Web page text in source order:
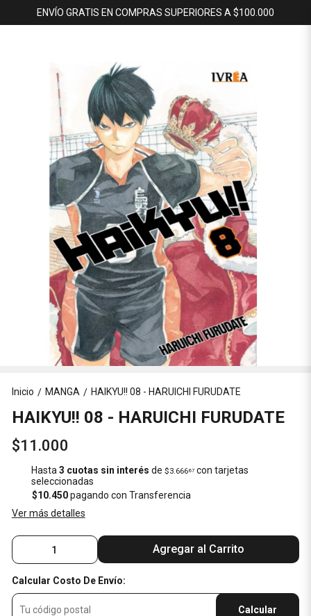
ENVÍO GRATIS EN COMPRAS SUPERIORES A $100.000
Inicio / MANGA / HAIKYU!! 08 - HARUICHI FURUDATE
HAIKYU!! 08 - HARUICHI FURUDATE
$11.000
Hasta 3 cuotas sin interés de $3.66667con tarjetas
seleccionadas
$10.450pagando con Transferencia
Ver más detalles
Agregar al Carrito
Calcular Costo De Envío:
Calcular